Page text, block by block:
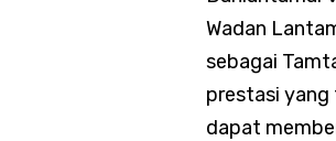
Wadan
sebagai
prestasi yang
dapat